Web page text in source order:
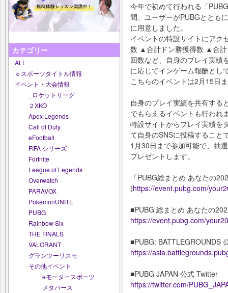
カテゴリー
ALL
ｅスポーツタイトル情報
イベント・大会情報
_ロケットリーグ
２XKO
Apex Legends
Call of Duty
eFootball
FIFA シリーズ
Fortnite
League of Legends
Overwatch
PARAVOX
PokémonUNITE
PUBG
Rainbow Six
THE FINALS
VALORANT
グランツーリスモ
その他イベント
eモータースポーツ
メタバース
今年で初めて行われる「
間、ユーザーがPUBGととも
に用意しました。
イベントの特設サイトにア
数 ▲合計ドン勝獲得数 ▲合
回数など、自身のプレイ実績
に応じてインゲーム報酬とし
こちらのイベントは2月15日
自身のプレイ実績を共有する
でもらえるイベントも行われ
特設サイトからプレイ実績を
て自身のSNSに投稿すること
1月30日まで参加可能で、抽
プレゼントします。
「PUBG総まとめ あなたの
(https://event.pubg.com/
■PUBG 総まとめ あなたの
https://event.pubg.com/
■PUBG: BATTLEGROUNDS
https://
■PUBG JAPAN 公式 Twitter
https://twitter.com/